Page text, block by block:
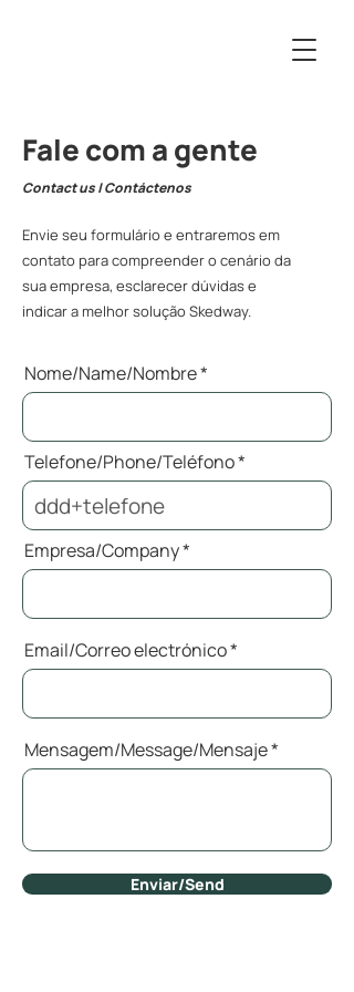
Fale com a gente
Contact us | Contáctenos
Envie seu formulário e entraremos em
contato para compreender o cenário da
sua empresa, esclarecer dúvidas e
indicar a melhor solução Skedway.
Nome/Name/Nombre
Telefone/Phone/Teléfono
Empresa/Company
Email/Correo electrónico
Mensagem/Message/Mensaje
Enviar/Send